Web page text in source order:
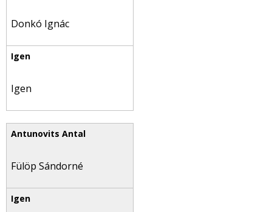
Donkó Ignác
Igen
Fülöp Sándorné